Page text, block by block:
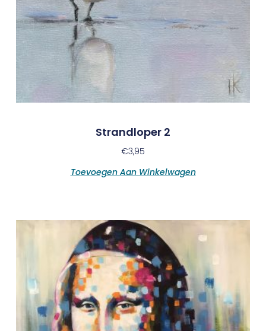
Strandloper 2
€3,95
Toevoegen Aan Winkelwagen